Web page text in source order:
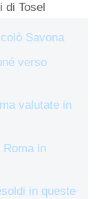
di Tosel
Savona
verso
valutate in
in
in queste